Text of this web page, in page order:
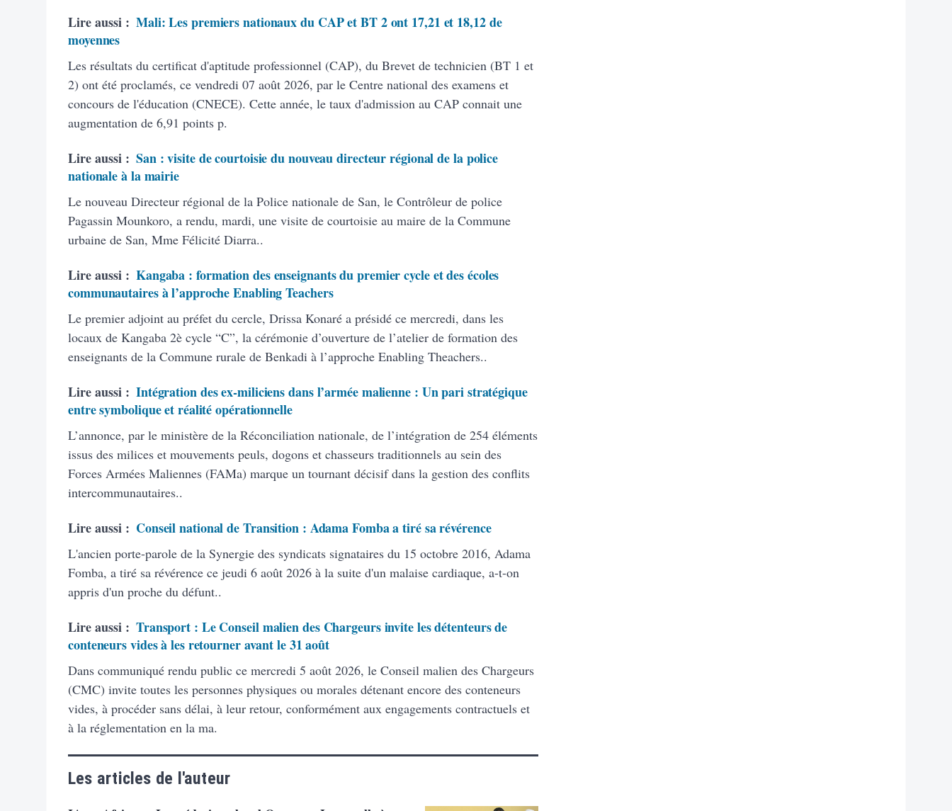
Lire aussi : Mali: Les premiers nationaux du CAP et BT 2 ont 17,21 et 18,12 de
moyennes
Les résultats du certificat d'aptitude professionnel (CAP), du Brevet de technicien (BT 1 et
2) ont été proclamés, ce vendredi 07 août 2026, par le Centre national des examens et
concours de l'éducation (CNECE). Cette année, le taux d'admission au CAP connait une
augmentation de 6,91 points p.
Lire aussi : San : visite de courtoisie du nouveau directeur régional de la police
nationale à la mairie
Le nouveau Directeur régional de la Police nationale de San, le Contrôleur de police
Pagassin Mounkoro, a rendu, mardi, une visite de courtoisie au maire de la Commune
urbaine de San, Mme Félicité Diarra..
Lire aussi : Kangaba : formation des enseignants du premier cycle et des écoles
communautaires à l’approche Enabling Teachers
Le premier adjoint au préfet du cercle, Drissa Konaré a présidé ce mercredi, dans les
locaux de Kangaba 2è cycle “C”, la cérémonie d’ouverture de l’atelier de formation des
enseignants de la Commune rurale de Benkadi à l’approche Enabling Theachers..
Lire aussi : Intégration des ex-miliciens dans l’armée malienne : Un pari stratégique
entre symbolique et réalité opérationnelle
L’annonce, par le ministère de la Réconciliation nationale, de l’intégration de 254 éléments
issus des milices et mouvements peuls, dogons et chasseurs traditionnels au sein des
Forces Armées Maliennes (FAMa) marque un tournant décisif dans la gestion des conflits
intercommunautaires..
Lire aussi : Conseil national de Transition : Adama Fomba a tiré sa révérence
L'ancien porte-parole de la Synergie des syndicats signataires du 15 octobre 2016, Adama
Fomba, a tiré sa révérence ce jeudi 6 août 2026 à la suite d'un malaise cardiaque, a-t-on
appris d'un proche du défunt..
Lire aussi : Transport : Le Conseil malien des Chargeurs invite les détenteurs de
conteneurs vides à les retourner avant le 31 août
Dans communiqué rendu public ce mercredi 5 août 2026, le Conseil malien des Chargeurs
(CMC) invite toutes les personnes physiques ou morales détenant encore des conteneurs
vides, à procéder sans délai, à leur retour, conformément aux engagements contractuels et
à la réglementation en la ma.
Les articles de l'auteur